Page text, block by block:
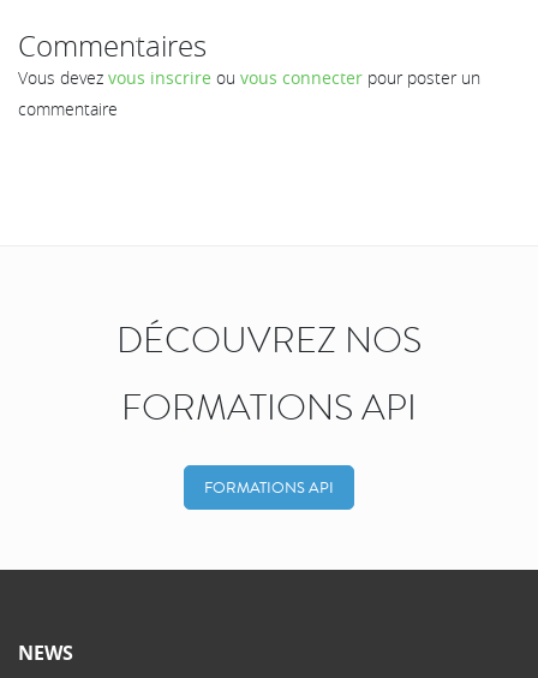
Commentaires
Vous devez vous inscrire ou vous connecter pour poster un
commentaire
DÉCOUVREZ NOS
FORMATIONS API
FORMATIONS API
NEWS